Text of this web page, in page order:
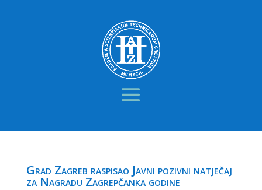
Grad Zagreb raspisao Javni pozivni natječaj
za Nagradu Zagrepčanka godine